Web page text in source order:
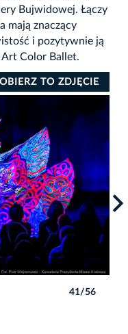
Bujwidowej. Łączy
mają znaczący
i pozytywnie ją
Art Color Ballet.
TO ZDJĘCIE
41/56